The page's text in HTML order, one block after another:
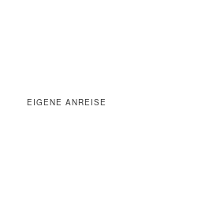
EIGENE ANREISE